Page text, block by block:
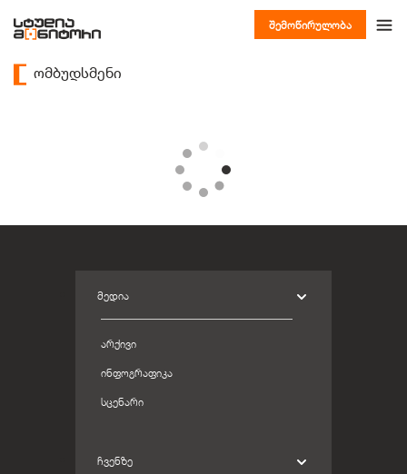
შემოწირულობა
ომბუდსმენი
ᲛᲔᲓᲘᲐ
ᲐᲠᲥᲘᲕᲘ
ᲘᲜᲤᲝᲒᲠᲐᲤᲘᲙᲐ
ᲡᲪᲔᲜᲐᲠᲘ
ᲩᲕᲔᲜᲖᲔ